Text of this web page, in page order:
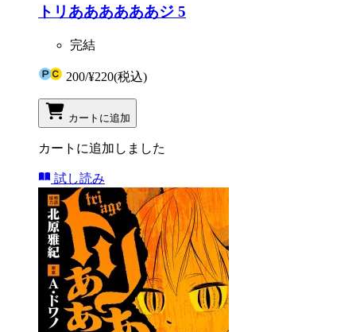
トリああああああジ 5
完結
200/¥220(税込)
カートに追加
カートに追加しました
試し読み